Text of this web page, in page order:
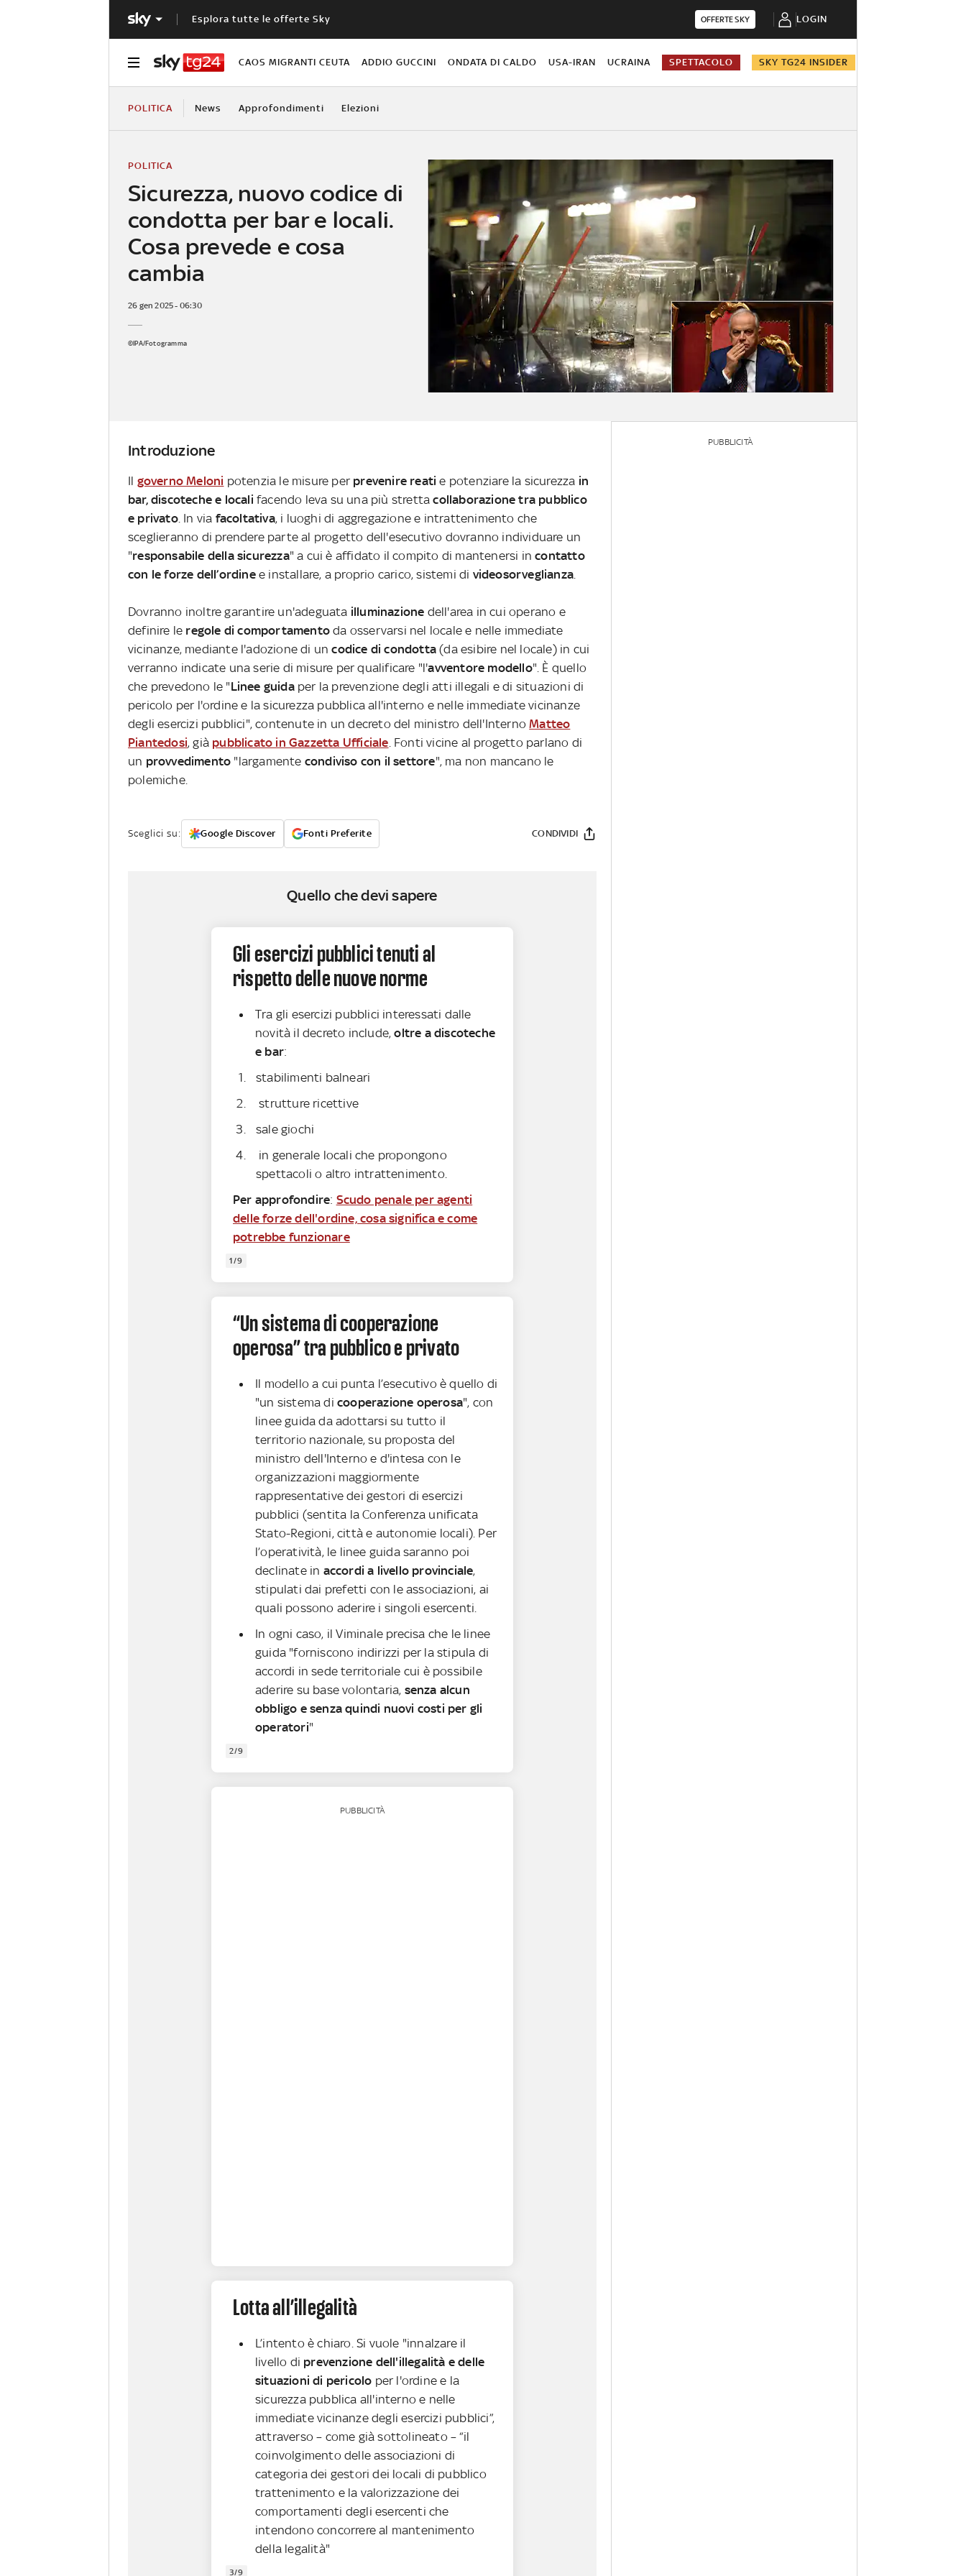
Esplora tutte le offerte Sky OFFERTE SKY LOGIN
CAOS MIGRANTI CEUTA ADDIO GUCCINI ONDATA DI CALDO USA-IRAN UCRAINA SPETTACOLO SKY TG24 INSIDER
POLITICA News Approfondimenti Elezioni
Sicurezza, nuovo codice di
condotta per bar e locali.
Cosa prevede e cosa
cambia
POLITICA
26 gen 2025 - 06:30
©IPA/Fotogramma
Introduzione
Il governo Meloni potenzia le misure per prevenire reati e potenziare la sicurezza in
bar, discoteche e locali facendo leva su una più strettacollaborazione tra pubblico
e privato. In via facoltativa, i luoghi di aggregazione e intrattenimento che
sceglieranno di prendere parte al progetto dell'esecutivo dovranno individuare un
"responsabile della sicurezza" a cui è affidato il compito di mantenersi incontatto
con le forze dell’ordinee installare, a proprio carico, sistemi di videosorveglianza.
Dovranno inoltre garantire un'adeguata illuminazione dell'area in cui operano e
definire le regole di comportamento da osservarsi nel locale e nelle immediate
vicinanze, mediante l'adozione di uncodice di condotta (da esibire nel locale) in cui
verranno indicate una serie di misure per qualificare "l'avventore modello". È quello
che prevedono le "Linee guidaper la prevenzione degli atti illegali e di situazioni di
pericolo per l'ordine e la sicurezza pubblica all'interno e nelle immediate vicinanze
degli esercizi pubblici", contenute in un decreto del ministro dell'InternoMatteo
Piantedosi, già pubblicato in Gazzetta Ufficiale. Fonti vicine al progetto parlano di
un provvedimento "largamente condiviso con il settore", ma non mancano le
polemiche.
Sceglici su: Google Discover Fonti Preferite CONDIVIDI
Quello che devi sapere
Gli esercizi pubblici tenuti al
rispetto delle nuove norme
Tra gli esercizi pubblici interessati dalle
novità il decreto include,oltre a discoteche
e bar:
stabilimenti balneari
strutture ricettive
sale giochi
in generale locali che propongono
spettacoli o altro intrattenimento.
Per approfondire: Scudo penale per agenti
delle forze dell'ordine, cosa significa e come
potrebbe funzionare
1/9
“Un sistema di cooperazione
operosa” tra pubblico e privato
Il modello a cui punta l’esecutivo è quello di
"un sistema di cooperazione operosa", con
linee guida da adottarsi su tutto il
territorio nazionale, su proposta del
ministro dell'Interno e d'intesa con le
organizzazioni maggiormente
rappresentative dei gestori di esercizi
pubblici (sentita la Conferenza unificata
Stato-Regioni, città e autonomie locali). Per
l’operatività, le linee guida saranno poi
declinate in accordi a livello provinciale,
stipulati dai prefetti con le associazioni, ai
quali possono aderire i singoli esercenti.
In ogni caso, il Viminale precisa che le linee
guida "forniscono indirizzi per la stipula di
accordi in sede territoriale cui è possibile
aderire su base volontaria, senza alcun
obbligo e senza quindi nuovi costi per gli
operatori"
2/9
PUBBLICITÀ
Lotta all’illegalità
L’intento è chiaro. Si vuole "innalzare il
livello di prevenzione dell'illegalità e delle
situazioni di pericolo per l'ordine e la
sicurezza pubblica all'interno e nelle
immediate vicinanze degli esercizi pubblici”,
attraverso – come già sottolineato – “il
coinvolgimento delle associazioni di
categoria dei gestori dei locali di pubblico
trattenimento e la valorizzazione dei
comportamenti degli esercenti che
intendono concorrere al mantenimento
della legalità"
3/9
PUBBLICITÀ